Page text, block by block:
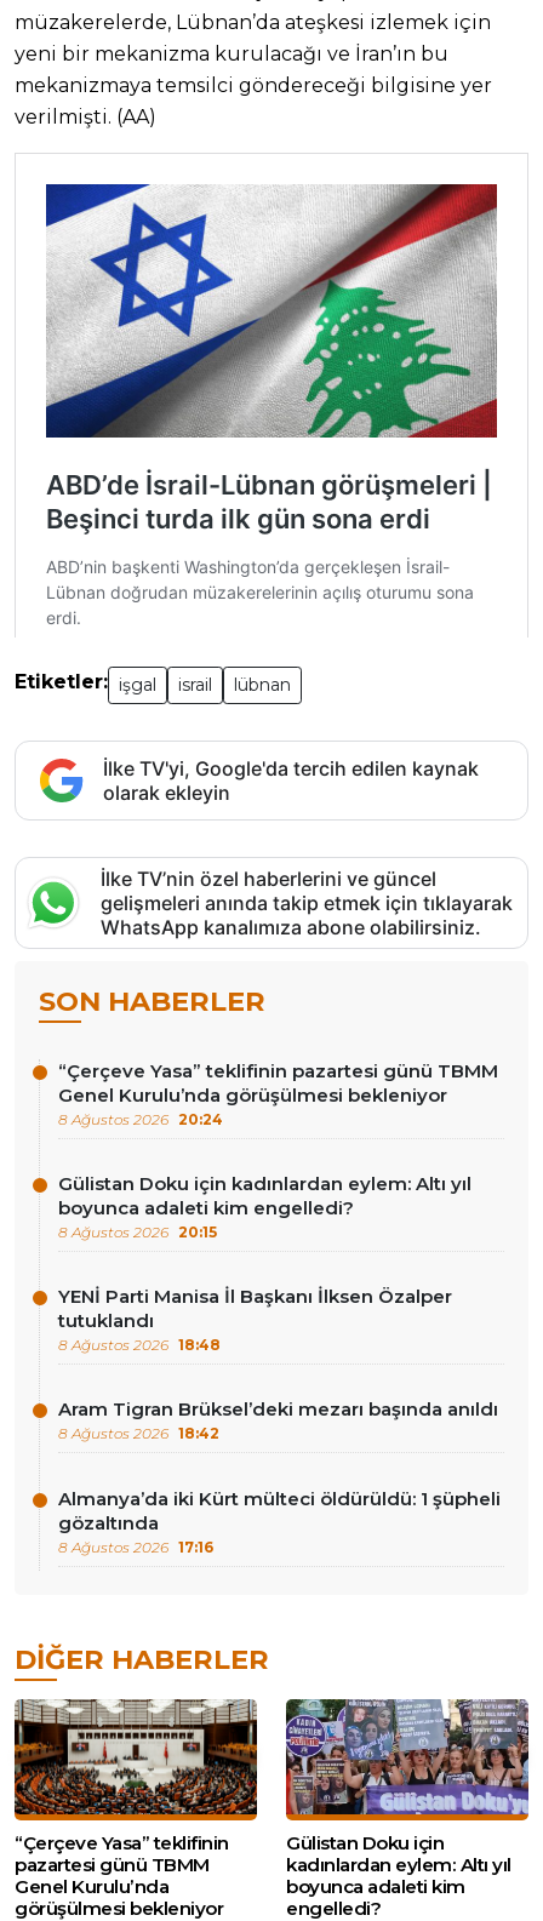
müzakerelerde, Lübnan’da ateşkesi izlemek için
yeni bir mekanizma kurulacağı ve İran’ın bu
mekanizmaya temsilci göndereceği bilgisine yer
verilmişti. (AA)
Etiketler: işgal israil lübnan
İlke TV'yi, Google'da tercih edilen kaynak
olarak ekleyin
İlke TV’nin özel haberlerini ve güncel
gelişmeleri anında takip etmek için tıklayarak
WhatsApp kanalımıza abone olabilirsiniz.
SON HABERLER
“Çerçeve Yasa” teklifinin pazartesi günü TBMM
Genel Kurulu’nda görüşülmesi bekleniyor
8 Ağustos 2026 20:24
Gülistan Doku için kadınlardan eylem: Altı yıl
boyunca adaleti kim engelledi?
8 Ağustos 2026 20:15
YENİ Parti Manisa İl Başkanı İlksen Özalper
tutuklandı
8 Ağustos 2026 18:48
Aram Tigran Brüksel’deki mezarı başında anıldı
8 Ağustos 2026 18:42
Almanya’da iki Kürt mülteci öldürüldü: 1 şüpheli
gözaltında
8 Ağustos 2026 17:16
DIĞER HABERLER
“Çerçeve Yasa” teklifinin
pazartesi günü TBMM
Genel Kurulu’nda
görüşülmesi bekleniyor
Gülistan Doku için
kadınlardan eylem: Altı yıl
boyunca adaleti kim
engelledi?